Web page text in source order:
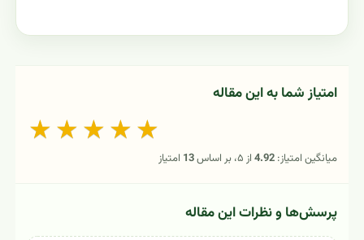
امتیاز شما به این مقاله
★ ★ ★ ★ ★
میانگین امتیاز: 4.92از ۵، بر اساس 13 امتیاز
پرسش‌ها و نظرات این مقاله